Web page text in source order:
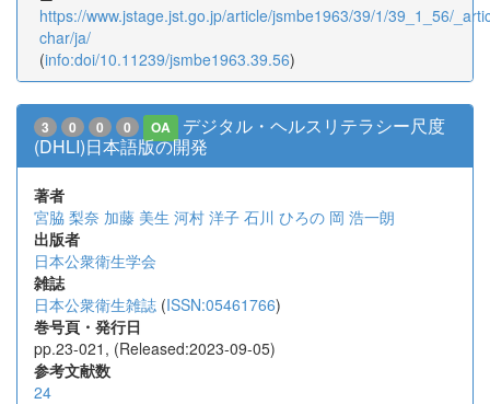
https://www.jstage.jst.go.jp/article/jsmbe1963/39/1/39_1_56/
char/ja/
(info:doi/10.11239/jsmbe1963.39.56)
3 0 0 0 OA
デジタル・ヘルスリテラシー尺度
(DHLI)日本語版の開発
著者
宮脇 梨奈 加藤 美生 河村 洋子 石川 ひろの 岡 浩一朗
出版者
日本公衆衛生学会
雑誌
日本公衆衛生雑誌 (ISSN:05461766)
巻号頁・発行日
pp.23-021, (Released:2023-09-05)
参考文献数
24